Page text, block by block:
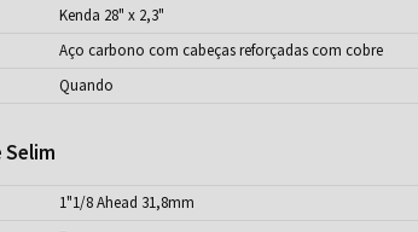
Kenda 28" x 2,3"
Aço carbono com cabeças reforçadas com cobre
Quando
Selim
1"1/8 Ahead 31,8mm